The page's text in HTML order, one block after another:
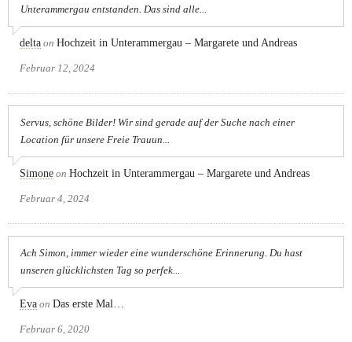
Unterammergau entstanden. Das sind alle...
delta on Hochzeit in Unterammergau – Margarete und Andreas
Februar 12, 2024
Servus, schöne Bilder! Wir sind gerade auf der Suche nach einer
Location für unsere Freie Trauun...
Simone on Hochzeit in Unterammergau – Margarete und Andreas
Februar 4, 2024
Ach Simon, immer wieder eine wunderschöne Erinnerung. Du hast
unseren glücklichsten Tag so perfek...
Eva on Das erste Mal…
Februar 6, 2020